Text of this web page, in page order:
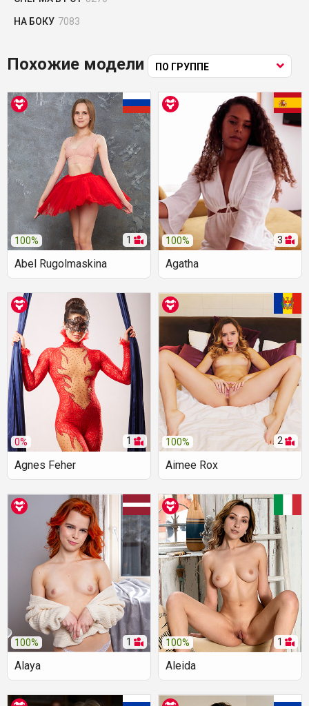
НА БОКУ 7083
Похожие модели ПО ГРУППЕ
1
100%
Abel Rugolmaskina
3
100%
Agatha
1
0%
Agnes Feher
2
100%
Aimee Rox
1
100%
Alaya
1
100%
Aleida